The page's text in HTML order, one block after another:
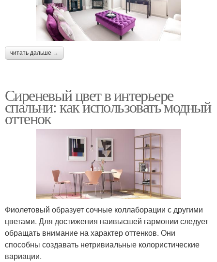
читать дальше →
Сиреневый цвет в интерьере
спальни: как использовать модный
оттенок
Фиолетовый образует сочные коллаборации с другими
цветами. Для достижения наивысшей гармонии следует
обращать внимание на характер оттенков. Они
способны создавать нетривиальные колористические
вариации.